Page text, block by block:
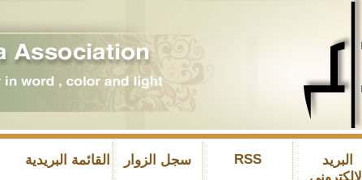
البريد
RSS سجل الزوار القائمة البريدية